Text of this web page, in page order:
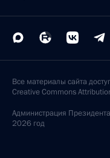
Все материалы сайта
Creative Commons
Администрация
2026 год